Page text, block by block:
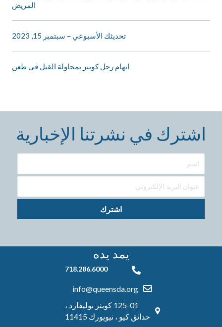
المريض
تحديثك الأسبوعي – سبتمبر 15, 2023
اتهام رجل كوينز بمحاولة القتل في طعن
اشترك في نشرتنا الإخبارية
اشترك
يمد يده
718.286.6000
718.286.6000
info@queensda.org
125-01 كوينز بوليفارد ،
حدائق كيو ، نيويورك 11415